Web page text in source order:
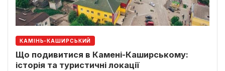
КАМІНЬ-КАШИРСЬКИЙ
Що подивитися в Камені-Каширському:
історія та туристичні локації